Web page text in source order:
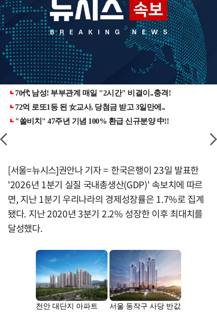
[서울=뉴시스]권안나 기자 = 한국은행이 23일 발표한
'2026년 1분기 실질 국내총생산(GDP)' 속보치에 따르
면, 지난 1분기 우리나라의 경제성장률은 1.7%로 집계
됐다. 지난 2020년 3분기 2.2% 성장한 이후 최대치를
달성했다.